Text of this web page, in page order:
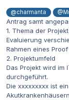
@charmanta
Antrag samt
1. Thema der
Evaluierung
Rahmen eines
2. Projektumfeld
Das Projekt wird im
durchgeführt.
Die xxxxxxxxx ist